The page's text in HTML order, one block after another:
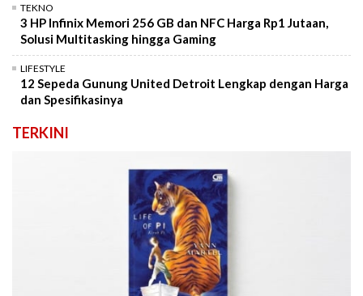
TEKNO
3 HP Infinix Memori 256 GB dan NFC Harga Rp1 Jutaan,
Solusi Multitasking hingga Gaming
LIFESTYLE
12 Sepeda Gunung United Detroit Lengkap dengan Harga
dan Spesifikasinya
TERKINI